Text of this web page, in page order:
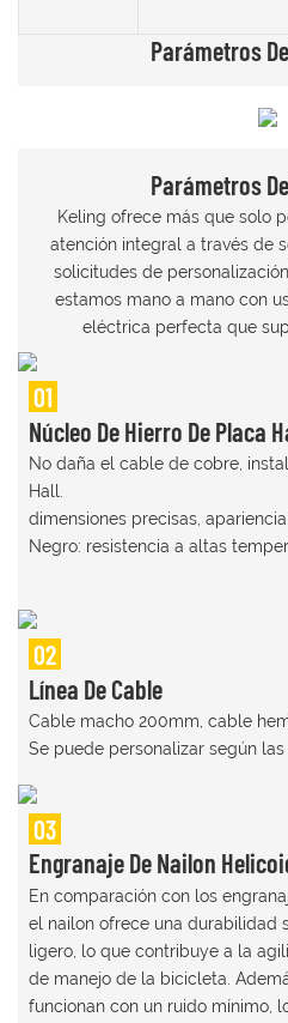
Parámetros
Parámetros
Keling ofrece más que solo
atención integral a través de
solicitudes de
estamos mano a mano con
eléctrica perfecta que
01
Núcleo De Hierro De Placa
No daña el cable de cobre,
Hall.
dimensiones precisas,
Negro: resistencia a altas
02
Línea De Cable
Cable macho 200mm, cable
Se puede personalizar según
03
Engranaje De Nailon
En comparación con los
el nailon ofrece una durabilidad
ligero, lo que contribuye a la
de manejo de la bicicleta.
funcionan con un ruido mínimo,